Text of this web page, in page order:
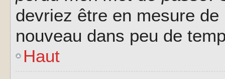
devriez être en mesure
nouveau dans peu de
Haut